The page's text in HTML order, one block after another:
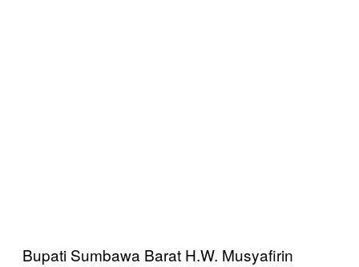
Bupati Sumbawa Barat H.W. Musyafirin